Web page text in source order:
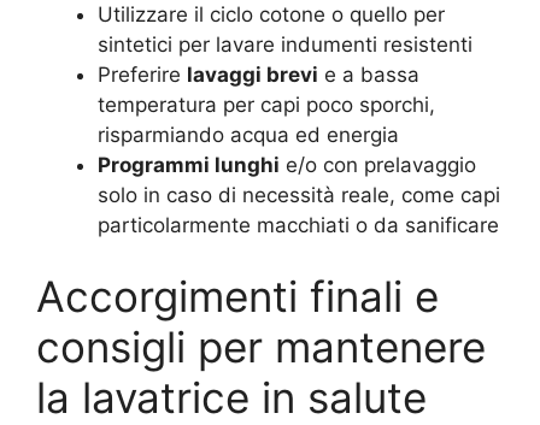
Utilizzare il ciclo cotone o quello per
sintetici per lavare indumenti resistenti
Preferire lavaggi brevi e a bassa
temperatura per capi poco sporchi,
risparmiando acqua ed energia
Programmi lunghi e/o con prelavaggio
solo in caso di necessità reale, come capi
particolarmente macchiati o da sanificare
Accorgimenti finali e
consigli per mantenere
la lavatrice in salute